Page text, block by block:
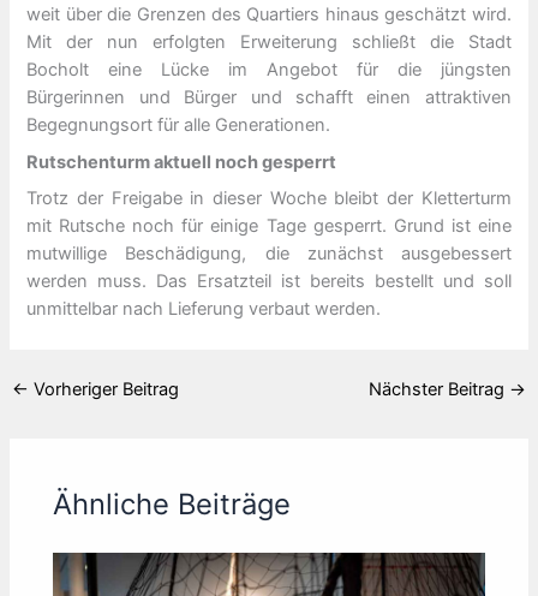
weit über die Grenzen des Quartiers hinaus geschätzt wird.
Mit der nun erfolgten Erweiterung schließt die Stadt
Bocholt eine Lücke im Angebot für die jüngsten
Bürgerinnen und Bürger und schafft einen attraktiven
Begegnungsort für alle Generationen.
Rutschenturm aktuell noch gesperrt
Trotz der Freigabe in dieser Woche bleibt der Kletterturm
mit Rutsche noch für einige Tage gesperrt. Grund ist eine
mutwillige Beschädigung, die zunächst ausgebessert
werden muss. Das Ersatzteil ist bereits bestellt und soll
unmittelbar nach Lieferung verbaut werden.
← Vorheriger Beitrag Nächster Beitrag →
Ähnliche Beiträge